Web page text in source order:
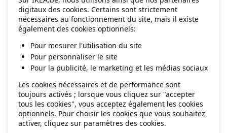
information).
digitaux des cookies. Certains sont strictement
nécessaires au fonctionnement du site, mais il existe
également des cookies optionnels:
Pour mesurer l'utilisation du site
Pour personnaliser le site
Pour la publicité, le marketing et les médias sociaux
Les cookies nécessaires et de performance sont
toujours activés ; lorsque vous cliquez sur "accepter
tous les cookies", vous acceptez également les cookies
optionnels. Pour choisir les cookies que vous souhaitez
activer, cliquez sur paramètres des cookies.